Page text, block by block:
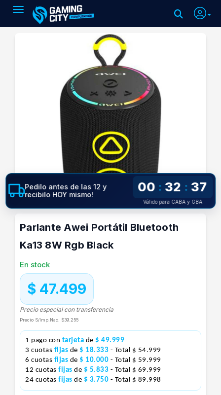
Toggle navigation
Parlante Awei Portátil Bluetooth
Ka13 8W Rgb Black
En stock
$ 47.499
Precio especial con transferencia
Precio S/Imp.Nac. $39.255
1 pago con tarjeta de $ 49.999
3 cuotas fijas de $ 18.333 - Total $ 54.999
6 cuotas fijas de $ 10.000 - Total $ 59.999
12 cuotas fijas de $ 5.833 - Total $ 69.999
24 cuotas fijas de $ 3.750 - Total $ 89.998
Pedilo antes de las 12 y
recibilo HOY mismo!
00 : 32 : 37
Válido para CABA y GBA